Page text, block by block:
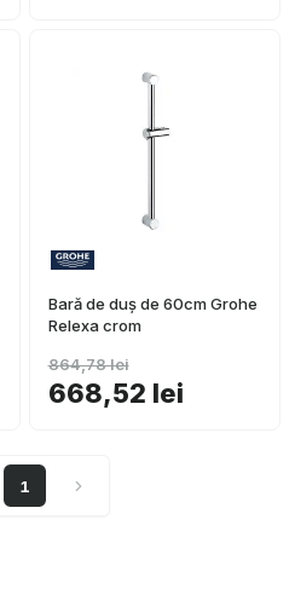
Bară de duș de 60cm Grohe
Relexa crom
668,52 lei
864,78 lei
1